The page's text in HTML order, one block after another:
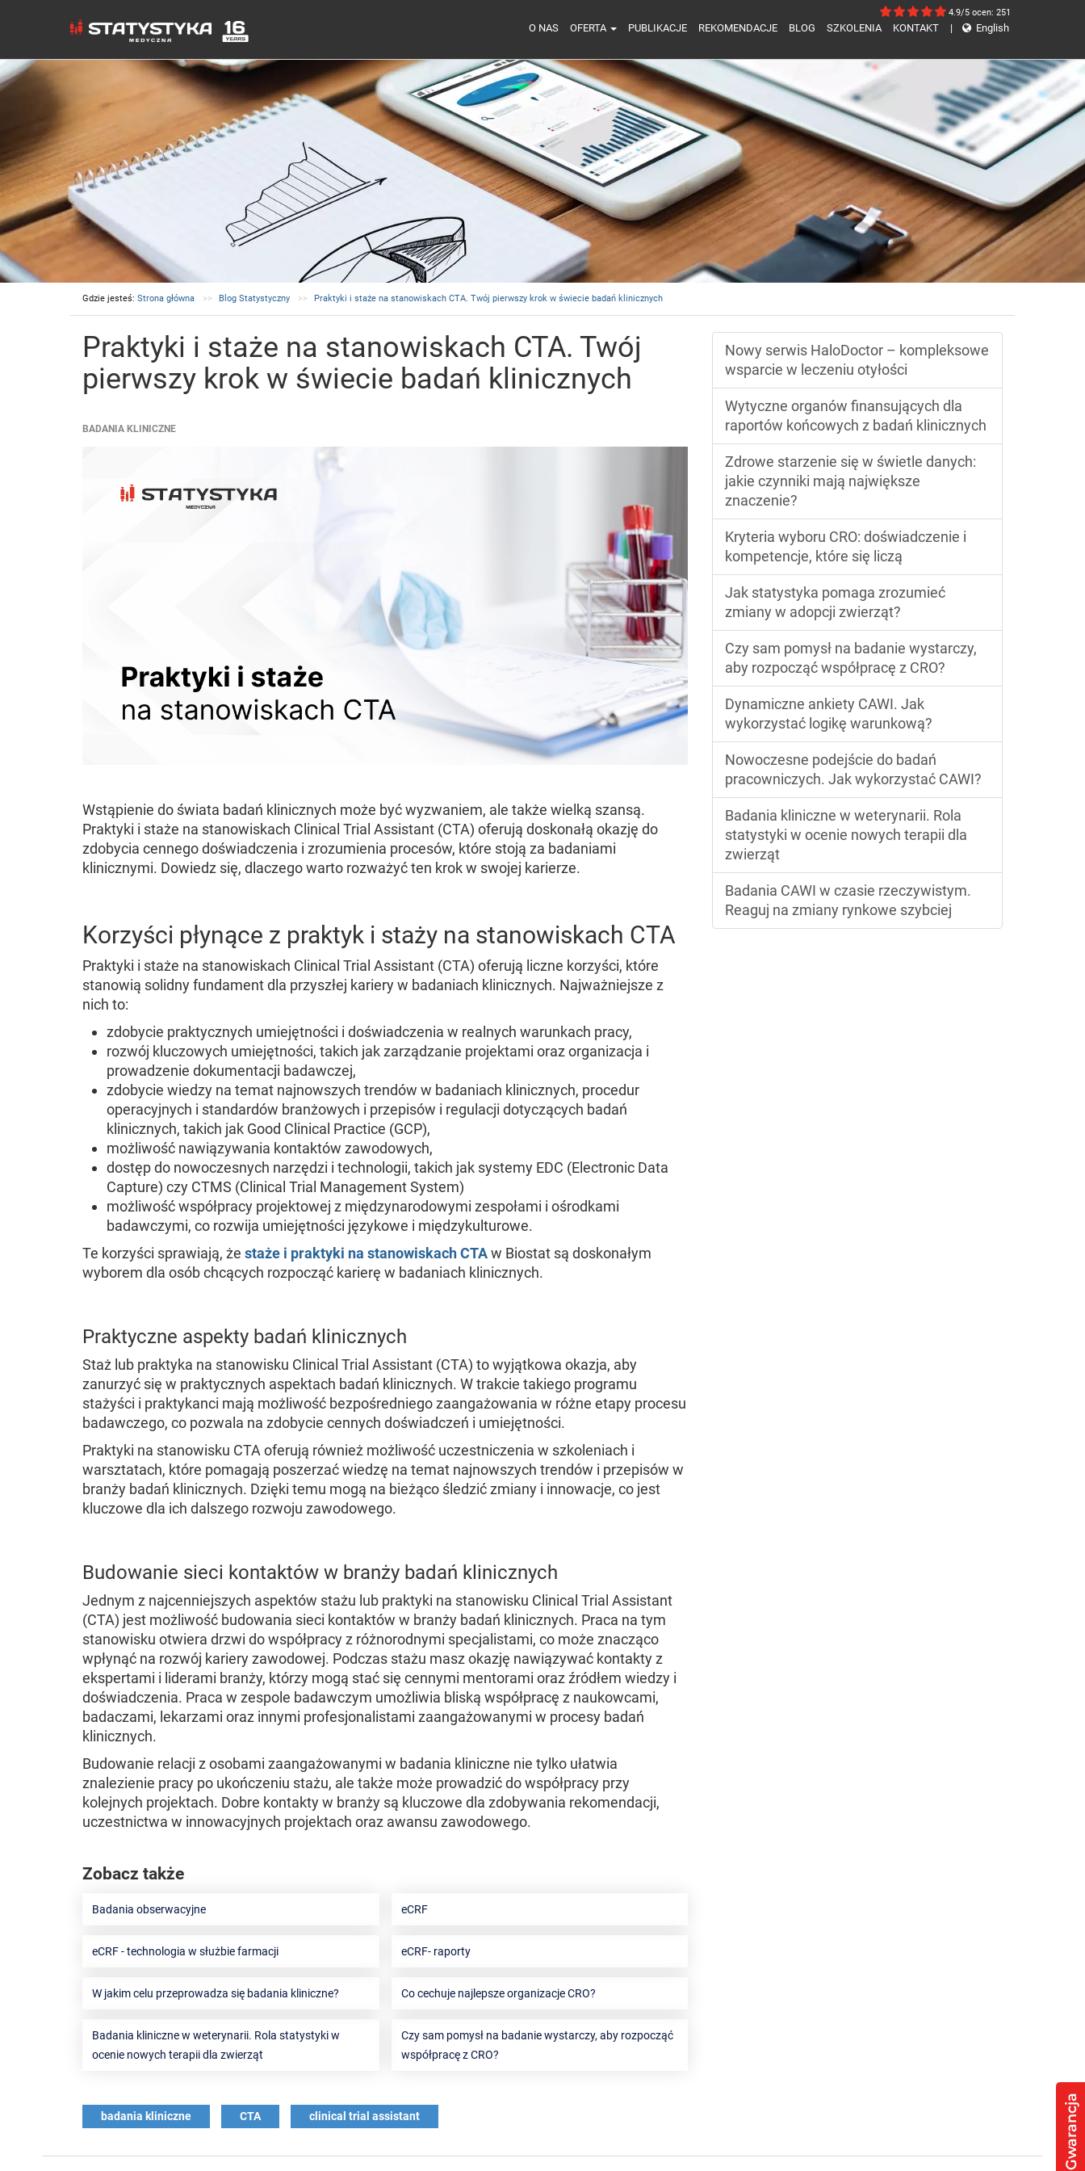
4.9/5 ocen: 251
O NAS OFERTA PUBLIKACJE REKOMENDACJE BLOG SZKOLENIA KONTAKT | English
Gdzie jesteś: Strona główna Blog Statystyczny Praktyki i staże na stanowiskach CTA. Twój pierwszy krok w świecie badań klinicznych
Praktyki i staże na stanowiskach CTA. Twój
pierwszy krok w świecie badań klinicznych
BADANIA KLINICZNE
Wstąpienie do świata badań klinicznych może być wyzwaniem, ale także wielką szansą.
Praktyki i staże na stanowiskach Clinical Trial Assistant (CTA) oferują doskonałą okazję do
zdobycia cennego doświadczenia i zrozumienia procesów, które stoją za badaniami
klinicznymi. Dowiedz się, dlaczego warto rozważyć ten krok w swojej karierze.
Korzyści płynące z praktyk i staży na stanowiskach CTA
Praktyki i staże na stanowiskach Clinical Trial Assistant (CTA) oferują liczne korzyści, które
stanowią solidny fundament dla przyszłej kariery w badaniach klinicznych. Najważniejsze z
nich to:
zdobycie praktycznych umiejętności i doświadczenia w realnych warunkach pracy,
rozwój kluczowych umiejętności, takich jak zarządzanie projektami oraz organizacja i
prowadzenie dokumentacji badawczej,
zdobycie wiedzy na temat najnowszych trendów w badaniach klinicznych, procedur
operacyjnych i standardów branżowych i przepisów i regulacji dotyczących badań
klinicznych, takich jak Good Clinical Practice (GCP),
możliwość nawiązywania kontaktów zawodowych,
dostęp do nowoczesnych narzędzi i technologii, takich jak systemy EDC (Electronic Data
Capture) czy CTMS (Clinical Trial Management System)
możliwość współpracy projektowej z międzynarodowymi zespołami i ośrodkami
badawczymi, co rozwija umiejętności językowe i międzykulturowe.
Te korzyści sprawiają, że staże i praktyki na stanowiskach CTAw Biostat są doskonałym
wyborem dla osób chcących rozpocząć karierę w badaniach klinicznych.
Praktyczne aspekty badań klinicznych
Staż lub praktyka na stanowisku Clinical Trial Assistant (CTA) to wyjątkowa okazja, aby
zanurzyć się w praktycznych aspektach badań klinicznych. W trakcie takiego programu
stażyści i praktykanci mają możliwość bezpośredniego zaangażowania w różne etapy procesu
badawczego, co pozwala na zdobycie cennych doświadczeń i umiejętności.
Praktyki na stanowisku CTA oferują również możliwość uczestniczenia w szkoleniach i
warsztatach, które pomagają poszerzać wiedzę na temat najnowszych trendów i przepisów w
branży badań klinicznych. Dzięki temu mogą na bieżąco śledzić zmiany i innowacje, co jest
kluczowe dla ich dalszego rozwoju zawodowego.
Budowanie sieci kontaktów w branży badań klinicznych
Jednym z najcenniejszych aspektów stażu lub praktyki na stanowisku Clinical Trial Assistant
(CTA) jest możliwość budowania sieci kontaktów w branży badań klinicznych. Praca na tym
stanowisku otwiera drzwi do współpracy z różnorodnymi specjalistami, co może znacząco
wpłynąć na rozwój kariery zawodowej. Podczas stażu masz okazję nawiązywać kontakty z
ekspertami i liderami branży, którzy mogą stać się cennymi mentorami oraz źródłem wiedzy i
doświadczenia. Praca w zespole badawczym umożliwia bliską współpracę z naukowcami,
badaczami, lekarzami oraz innymi profesjonalistami zaangażowanymi w procesy badań
klinicznych.
Budowanie relacji z osobami zaangażowanymi w badania kliniczne nie tylko ułatwia
znalezienie pracy po ukończeniu stażu, ale także może prowadzić do współpracy przy
kolejnych projektach. Dobre kontakty w branży są kluczowe dla zdobywania rekomendacji,
uczestnictwa w innowacyjnych projektach oraz awansu zawodowego.
Zobacz także
Badania obserwacyjne eCRF
eCRF - technologia w służbie farmacji eCRF- raporty
W jakim celu przeprowadza się badania kliniczne? Co cechuje najlepsze organizacje CRO?
Badania kliniczne w weterynarii. Rola statystyki w
ocenie nowych terapii dla zwierząt
Czy sam pomysł na badanie wystarczy, aby rozpocząć
współpracę z CRO?
badania kliniczne CTA clinical trial assistant
Nowy serwis HaloDoctor – kompleksowe
wsparcie w leczeniu otyłości
Wytyczne organów finansujących dla
raportów końcowych z badań klinicznych
Zdrowe starzenie się w świetle danych:
jakie czynniki mają największe
znaczenie?
Kryteria wyboru CRO: doświadczenie i
kompetencje, które się liczą
Jak statystyka pomaga zrozumieć
zmiany w adopcji zwierząt?
Czy sam pomysł na badanie wystarczy,
aby rozpocząć współpracę z CRO?
Dynamiczne ankiety CAWI. Jak
wykorzystać logikę warunkową?
Nowoczesne podejście do badań
pracowniczych. Jak wykorzystać CAWI?
Badania kliniczne w weterynarii. Rola
statystyki w ocenie nowych terapii dla
zwierząt
Badania CAWI w czasie rzeczywistym.
Reaguj na zmiany rynkowe szybciej